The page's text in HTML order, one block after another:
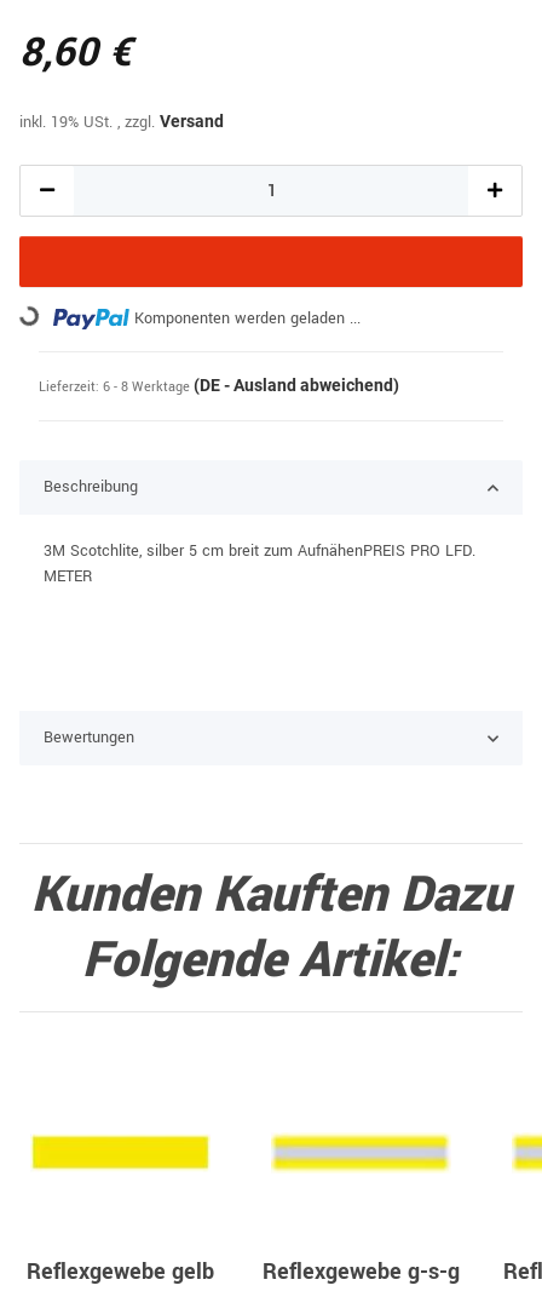
8,60 €
inkl. 19% USt. , zzgl. Versand
Loading... Komponenten werden geladen ...
Lieferzeit: 6 - 8 Werktage (DE - Ausland abweichend)
Beschreibung
3M Scotchlite, silber 5 cm breit zum AufnähenPREIS PRO LFD.
METER
Bewertungen
Kunden Kauften Dazu
Folgende Artikel:
Reflexgewebe gelb
Reflexgewebe g-s-g